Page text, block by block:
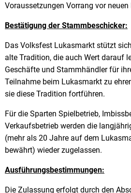
Voraussetzungen Vorrang vor
Bestätigung der Stammbeschicker:
Das Volksfest Lukasmarkt stützt
alte Tradition, die auch Wert darauf
Geschäfte und Stammhändler für
Teilnahme beim Lukasmarkt zu
sie diese Tradition fortführen.
Für die Sparten Spielbetrieb,
Verkaufsbetrieb werden die
(mehr als 20 Jahre auf dem
bewährt) wieder zugelassen.
Ausführungsbestimmungen:
Die Zulassung erfolgt durch den